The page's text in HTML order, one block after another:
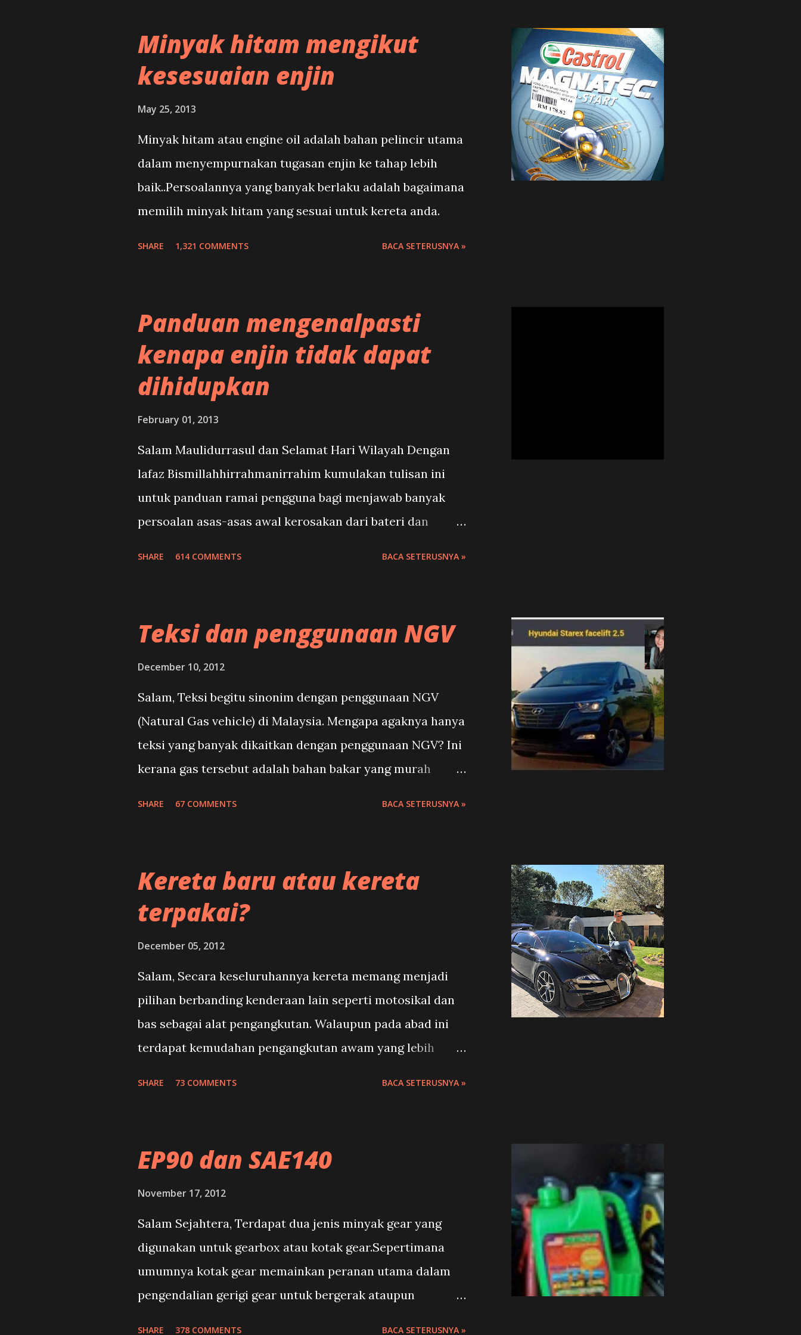
kereta,dan keselamatan penggunaan komponen serta alat.
Ruangan ...
digunakan samada ia berbentuk halfcut atau pun
enjin kosong.
Minyak hitam mengikut
kesesuaian enjin
May 25, 2013
Minyak hitam atau engine oil adalah bahan pelincir utama
dalam menyempurnakan tugasan enjin ke tahap lebih
baik..Persoalannya yang banyak berlaku adalah bagaimana
memilih minyak hitam yang sesuai untuk kereta anda.
SHARE 1,321 COMMENTS BACA SETERUSNYA »
Panduan mengenalpasti
kenapa enjin tidak dapat
dihidupkan
February 01, 2013
Salam Maulidurrasul dan Selamat Hari Wilayah Dengan
lafaz Bismillahhirrahmanirrahim kumulakan tulisan ini
untuk panduan ramai pengguna bagi menjawab banyak
persoalan asas-asas awal kerosakan dari bateri dan
SHARE 614 COMMENTS BACA SETERUSNYA »
Teksi dan penggunaan NGV
December 10, 2012
Salam, Teksi begitu sinonim dengan penggunaan NGV
(Natural Gas vehicle) di Malaysia. Mengapa agaknya hanya
teksi yang banyak dikaitkan dengan penggunaan NGV? Ini
kerana gas tersebut adalah bahan bakar yang murah
SHARE 67 COMMENTS BACA SETERUSNYA »
Kereta baru atau kereta
terpakai?
December 05, 2012
Salam, Secara keseluruhannya kereta memang menjadi
pilihan berbanding kenderaan lain seperti motosikal dan
bas sebagai alat pengangkutan. Walaupun pada abad ini
terdapat kemudahan pengangkutan awam yang lebih
mencerminkan gaya,keunggulan dan kekuasaan. Kereta
hibrid dan elektrik pula jadi pilihan masa kini seperti
SHARE 73 COMMENTS BACA SETERUSNYA »
EP90 dan SAE140
November 17, 2012
Salam Sejahtera, Terdapat dua jenis minyak gear yang
digunakan untuk gearbox atau kotak gear.Sepertimana
umumnya kotak gear memainkan peranan utama dalam
pengendalian gerigi gear untuk bergerak ataupun
SHARE 378 COMMENTS BACA SETERUSNYA »